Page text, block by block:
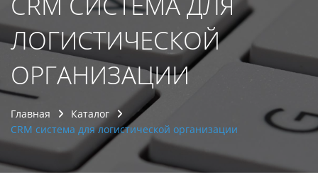
ЛОГИСТИЧЕСКОЙ
ОРГАНИЗАЦИИ
Главная
Каталог
CRM система для логистической организации